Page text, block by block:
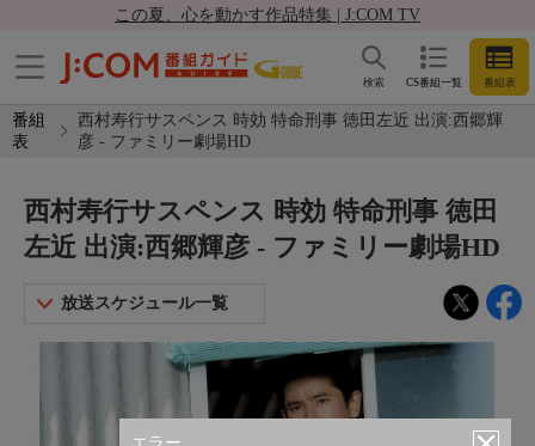
この夏、心を動かす作品特集 | J:COM TV
CS番組一覧 番組表
検索
番組
表
西村寿行サスペンス 時効 特命刑事 徳田左近 出演:西郷輝
彦 - ファミリー劇場HD
エラー
西村寿行サスペンス 時効 特命刑事 徳田
左近 出演:西郷輝彦 - ファミリー劇場HD
放送スケジュール一覧